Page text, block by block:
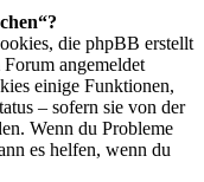
die phpBB erstellt
angemeldet
einige Funktionen,
– sofern sie von der
Wenn du Probleme
es helfen, wenn du